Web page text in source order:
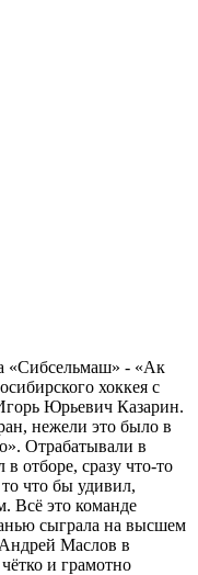
«Сибсельмаш» - «Ак
хоккея с
Юрьевич Казарин.
нежели это было в
Отрабатывали в
в отборе, сразу что-то
что бы удивил,
Всё это команде
сыграла на высшем
Маслов в
и грамотно